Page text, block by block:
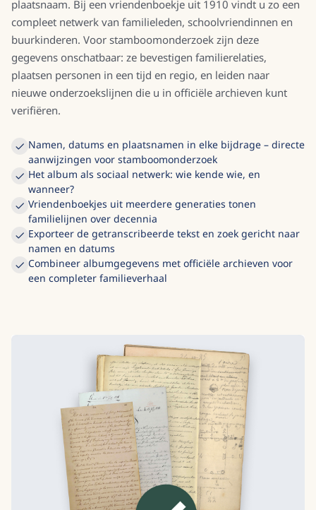
plaatsnaam. Bij een vriendenboekje uit 1910 vindt u zo een
compleet netwerk van familieleden, schoolvriendinnen en
buurkinderen. Voor stamboomonderzoek zijn deze
gegevens onschatbaar: ze bevestigen familierelaties,
plaatsen personen in een tijd en regio, en leiden naar
nieuwe onderzoekslijnen die u in officiële archieven kunt
verifiëren.
Namen, datums en plaatsnamen in elke bijdrage – directe
aanwijzingen voor stamboomonderzoek
Het album als sociaal netwerk: wie kende wie, en
wanneer?
Vriendenboekjes uit meerdere generaties tonen
familielijnen over decennia
Exporteer de getranscribeerde tekst en zoek gericht naar
namen en datums
Combineer albumgegevens met officiële archieven voor
een completer familieverhaal